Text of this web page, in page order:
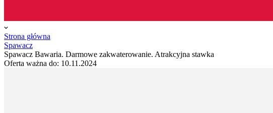
Strona główna
Spawacz
Spawacz Bawaria. Darmowe zakwaterowanie. Atrakcyjna stawka
Oferta ważna do: 10.11.2024